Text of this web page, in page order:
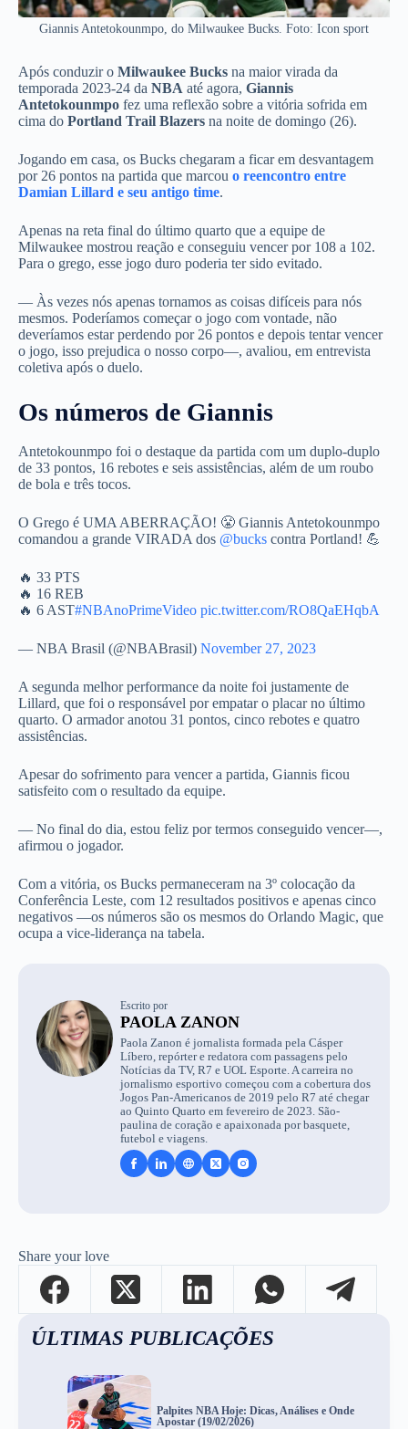
Giannis Antetokounmpo, do Milwaukee Bucks. Foto: Icon sport
Após conduzir o Milwaukee Bucks na maior virada da
temporada 2023-24 da NBA até agora, Giannis
Antetokounmpo fez uma reflexão sobre a vitória sofrida em
cima do Portland Trail Blazers na noite de domingo (26).
Jogando em casa, os Bucks chegaram a ficar em desvantagem
por 26 pontos na partida que marcou o reencontro entre
Damian Lillard e seu antigo time.
Apenas na reta final do último quarto que a equipe de
Milwaukee mostrou reação e conseguiu vencer por 108 a 102.
Para o grego, esse jogo duro poderia ter sido evitado.
— Às vezes nós apenas tornamos as coisas difíceis para nós
mesmos. Poderíamos começar o jogo com vontade, não
deveríamos estar perdendo por 26 pontos e depois tentar vencer
o jogo, isso prejudica o nosso corpo—, avaliou, em entrevista
coletiva após o duelo.
Os números de Giannis
Antetokounmpo foi o destaque da partida com um duplo-duplo
de 33 pontos, 16 rebotes e seis assistências, além de um roubo
de bola e três tocos.
O Grego é UMA ABERRAÇÃO! 😤 Giannis Antetokounmpo
comandou a grande VIRADA dos @bucks contra Portland! 💪
🔥 33 PTS
🔥 16 REB
🔥 6 AST#NBAnoPrimeVideo pic.twitter.com/RO8QaEHqbA
— NBA Brasil (@NBABrasil) November 27, 2023
A segunda melhor performance da noite foi justamente de
Lillard, que foi o responsável por empatar o placar no último
quarto. O armador anotou 31 pontos, cinco rebotes e quatro
assistências.
Apesar do sofrimento para vencer a partida, Giannis ficou
satisfeito com o resultado da equipe.
— No final do dia, estou feliz por termos conseguido vencer—,
afirmou o jogador.
Com a vitória, os Bucks permaneceram na 3º colocação da
Conferência Leste, com 12 resultados positivos e apenas cinco
negativos —os números são os mesmos do Orlando Magic, que
ocupa a vice-liderança na tabela.
Escrito por
PAOLA ZANON
Paola Zanon é jornalista formada pela Cásper
Líbero, repórter e redatora com passagens pelo
Notícias da TV, R7 e UOL Esporte. A carreira no
jornalismo esportivo começou com a cobertura dos
Jogos Pan-Americanos de 2019 pelo R7 até chegar
ao Quinto Quarto em fevereiro de 2023. São-
paulina de coração e apaixonada por basquete,
futebol e viagens.
Share your love
ÚLTIMAS PUBLICAÇÕES
Palpites NBA Hoje: Dicas, Análises e Onde
Apostar (19/02/2026)